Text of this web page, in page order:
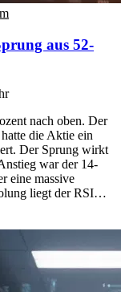
aus 52-
nach oben. Der
die Aktie ein
Der Sprung wirkt
war der 14-
eine massive
liegt der RSI…